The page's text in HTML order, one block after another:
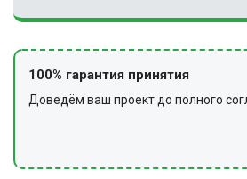
100% гарантия принятия
Доведём ваш проект до полного